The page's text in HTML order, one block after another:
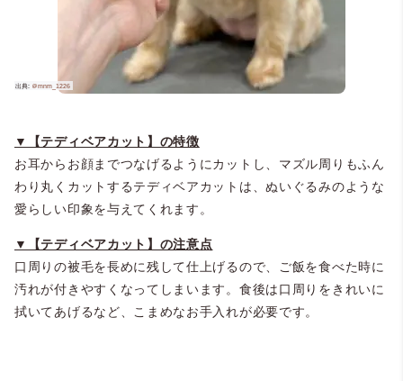
▼【テディベアカット】の特徴
お耳からお顔までつなげるようにカットし、マズル周りもふん
わり丸くカットするテディベアカットは、ぬいぐるみのような
愛らしい印象を与えてくれます。
▼【テディベアカット】の注意点
口周りの被毛を長めに残して仕上げるので、ご飯を食べた時に
汚れが付きやすくなってしまいます。食後は口周りをきれいに
拭いてあげるなど、こまめなお手入れが必要です。